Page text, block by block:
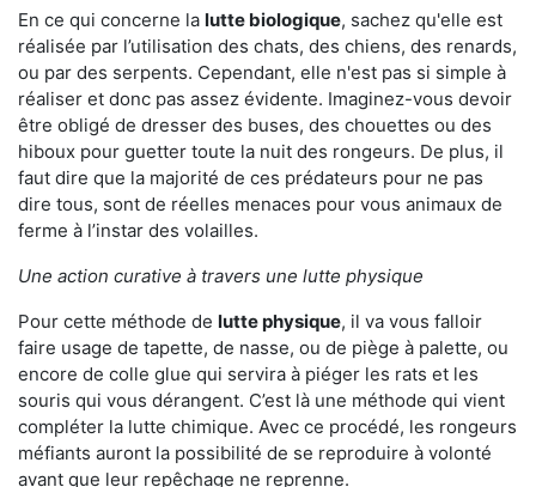
En ce qui concerne la lutte biologique, sachez qu'elle est
réalisée par l’utilisation des chats, des chiens, des renards,
ou par des serpents. Cependant, elle n'est pas si simple à
réaliser et donc pas assez évidente. Imaginez-vous devoir
être obligé de dresser des buses, des chouettes ou des
hiboux pour guetter toute la nuit des rongeurs. De plus, il
faut dire que la majorité de ces prédateurs pour ne pas
dire tous, sont de réelles menaces pour vous animaux de
ferme à l’instar des volailles.
Une action curative à travers une lutte physique
Pour cette méthode de lutte physique, il va vous falloir
faire usage de tapette, de nasse, ou de piège à palette, ou
encore de colle glue qui servira à piéger les rats et les
souris qui vous dérangent. C’est là une méthode qui vient
compléter la lutte chimique. Avec ce procédé, les rongeurs
méfiants auront la possibilité de se reproduire à volonté
avant que leur repêchage ne reprenne.